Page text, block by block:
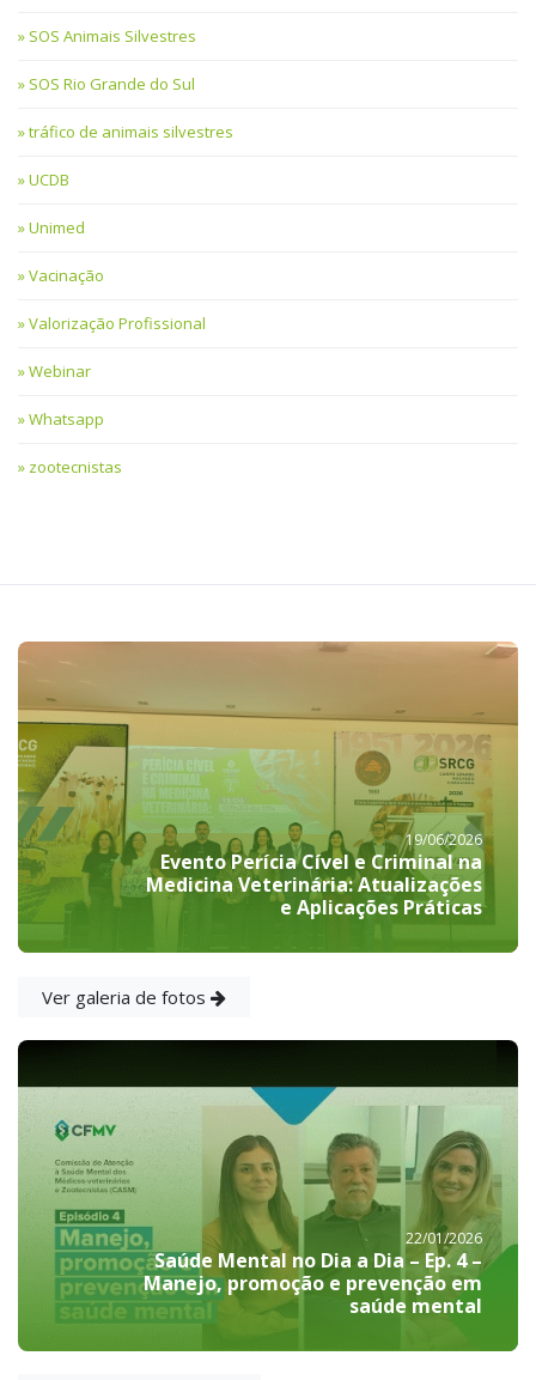
SOS Animais Silvestres
SOS Rio Grande do Sul
tráfico de animais silvestres
UCDB
Unimed
Vacinação
Valorização Profissional
Webinar
Whatsapp
zootecnistas
19/06/2026
Evento Perícia Cível e Criminal na
Medicina Veterinária: Atualizações
e Aplicações Práticas
Ver galeria de fotos
22/01/2026
Saúde Mental no Dia a Dia – Ep. 4 –
Manejo, promoção e prevenção em
saúde mental